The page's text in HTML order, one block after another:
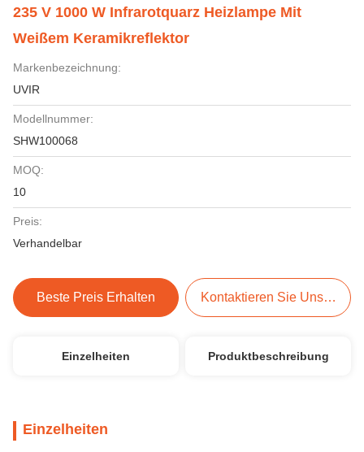
235 V 1000 W Infrarotquarz Heizlampe Mit
Weißem Keramikreflektor
Markenbezeichnung:
UVIR
Modellnummer:
SHW100068
MOQ:
10
Preis:
Verhandelbar
Beste Preis Erhalten Kontaktieren Sie Uns Jetzt
Einzelheiten Produktbeschreibung
Einzelheiten